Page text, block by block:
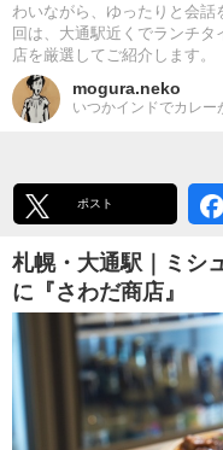
わいながら、ゆったりと会
回は、大通駅近くでランチ
店を厳選してご紹介します。
mogura.neko
いつかインドでカレー
ポスト
札幌・大通駅｜ミシ
に『さわだ商店』